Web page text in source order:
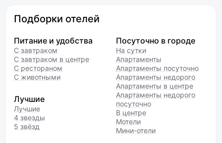
Подборки отелей
Питание и удобства
С завтраком
С завтраком в центре
С рестораном
С животными
Лучшие
Лучшие
4 звезды
5 звёзд
Посуточно в городе
На сутки
Апартаменты
Апартаменты посуточно
Апартаменты недорого
Апартаменты в центре
Апартаменты недорого
посуточно
В центре
Мотели
Мини-отели